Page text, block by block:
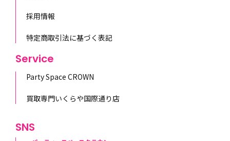
採用情報
特定商取引法に基づく表記
Service
Party Space CROWN
買取専門いくらや国際通り店
SNS